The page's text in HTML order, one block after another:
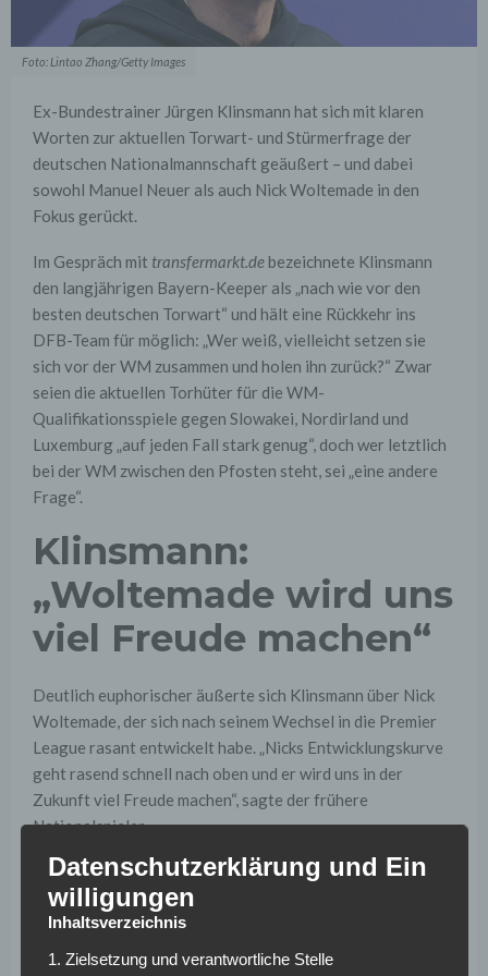
Foto: Lintao Zhang/Getty Images
Ex-Bundestrainer Jürgen Klinsmann hat sich mit klaren
Worten zur aktuellen Torwart- und Stürmerfrage der
deutschen Nationalmannschaft geäußert – und dabei
sowohl Manuel Neuer als auch Nick Woltemade in den
Fokus gerückt.
Im Gespräch mit transfermarkt.de bezeichnete Klinsmann
den langjährigen Bayern-Keeper als „nach wie vor den
besten deutschen Torwart“ und hält eine Rückkehr ins
DFB-Team für möglich: „Wer weiß, vielleicht setzen sie
sich vor der WM zusammen und holen ihn zurück?“ Zwar
seien die aktuellen Torhüter für die WM-
Qualifikationsspiele gegen Slowakei, Nordirland und
Luxemburg „auf jeden Fall stark genug“, doch wer letztlich
bei der WM zwischen den Pfosten steht, sei „eine andere
Frage“.
Klinsmann:
„Woltemade wird uns
viel Freude machen“
Deutlich euphorischer äußerte sich Klinsmann über Nick
Woltemade, der sich nach seinem Wechsel in die Premier
League rasant entwickelt habe. „Nicks Entwicklungskurve
geht rasend schnell nach oben und er wird uns in der
Zukunft viel Freude machen“, sagte der frühere
Nationalspieler.
Besonders beeindruckt zeigt sich Klinsmann von
Woltemades Spielweise: „Er hat eine Spielanlage, die sehr
schwer zu verteidigen ist, und wie er sich durchboxt und
sich auf dem Platz Respekt verschafft, ist beeindruckend.“
Datenschutzerklärung und Ein
willigungen
Inhaltsverzeichnis
1. Zielsetzung und verantwortliche Stelle